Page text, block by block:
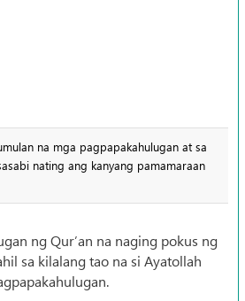
na mga pagpapakahulugan at sa
nating ang kanyang pamamaraan
ng Qur’an na naging pokus ng
sa kilalang tao na si Ayatollah